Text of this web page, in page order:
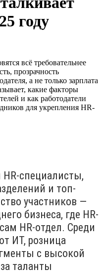
году
всё требовательнее
прозрачность
а не только зарплата
какие факторы
и как работодатели
для укрепления HR-
HR-специалисты,
и топ-
участников —
бизнеса, где HR-
HR-отдел. Среди
ИТ, розница
с высокой
таланты